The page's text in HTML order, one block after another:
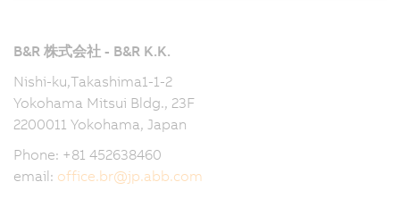
B&R 株式会社 - B&R K.K.
Nishi-ku,Takashima1-1-2
Yokohama Mitsui Bldg., 23F
2200011 Yokohama, Japan
Phone: +81 452638460
email: office.br@jp.abb.com